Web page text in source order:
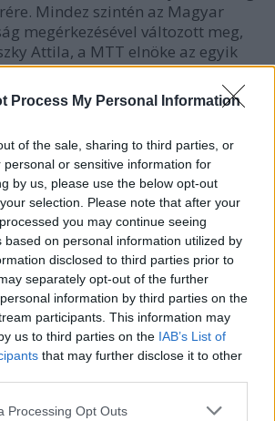
Process My Personal Information
of the sale, sharing to third parties, or
personal or sensitive information for
by us, please use the below opt-out
selection. Please note that after your
you may continue seeing
based on personal information utilized by
disclosed to third parties prior to
separately opt-out of the further
information by third parties on the
participants. This information may
us to third parties on the IAB’s List of
that may further disclose it to other
website/app uses one or more Google
Processing Opt Outs
Mindez szintén az Magyar
megérkezésével változott meg,
Attila, a MTT elnöke az egyik
asztalt borítva,
el a rendezvényt, a
a kritikai hang lehetőségét a
vagy az előadást dicsérő
ellehetetlenítették.
elveszni látszik a POSZT
két dolog kellene hozzá. Olyan
kritikát megfogalmazó
és személyes
és szakmai
tudja kifejteni az oppozícióját
illetve olyan alkotók, akik önérzettől
tudják fogadni a kritikát
szemben, akár annak mentén
Amit azonban nehéz, sőt egyes
is lehetséges összehozni, hogy